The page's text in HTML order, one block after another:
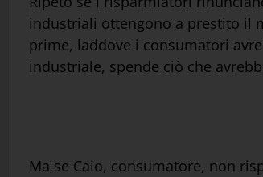
industriali ottengono a prestito il
prime, laddove i consumatori
industriale, spende ciò che
Ma se Caio, consumatore, non